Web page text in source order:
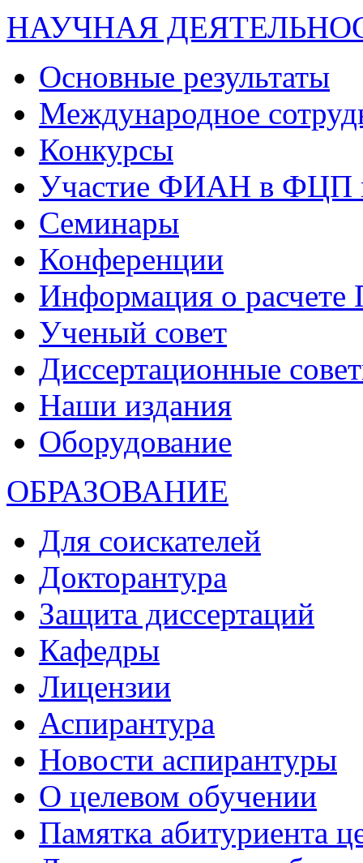
НАУЧНАЯ
Основные результаты
Международное
Конкурсы
Участие ФИАН в ФЦП
Семинары
Конференции
Информация о
Ученый совет
Диссертационные
Наши издания
Оборудование
ОБРАЗОВАНИЕ
Для соискателей
Докторантура
Защита диссертаций
Кафедры
Лицензии
Аспирантура
Новости аспирантуры
О целевом обучении
Памятка абитуриента